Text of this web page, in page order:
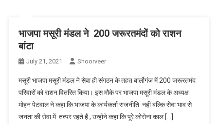
भाजपा मसूरी मंडल ने 200 जरूरतमंदों को राशन
बांटा
July 21, 2021 Shoorveer
मसूरी भाजपा मसूरी मंडल ने सेवा ही संगठन के तहत बार्लोगंज में 200 जरूरतमंद
परिवारों को राशन वितरित किया। इस मौके पर भाजपा मसूरी मंडल के अध्यक्ष
मोहन पेटवाल ने कहा कि भाजपा के कार्यकर्ता राजनीति नहीं बल्कि सेवा भाव से
जनता की सेवा में तत्पर रहते हैं , उन्होंने कहा कि पूरे कोरोना काल […]